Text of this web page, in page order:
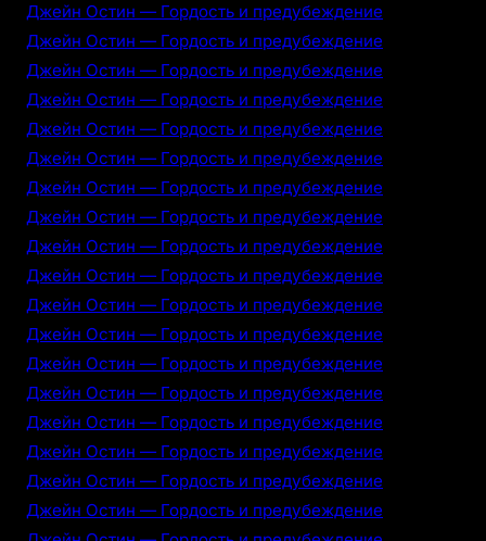
Джейн Остин — Гордость и предубеждение
Джейн Остин — Гордость и предубеждение
Джейн Остин — Гордость и предубеждение
Джейн Остин — Гордость и предубеждение
Джейн Остин — Гордость и предубеждение
Джейн Остин — Гордость и предубеждение
Джейн Остин — Гордость и предубеждение
Джейн Остин — Гордость и предубеждение
Джейн Остин — Гордость и предубеждение
Джейн Остин — Гордость и предубеждение
Джейн Остин — Гордость и предубеждение
Джейн Остин — Гордость и предубеждение
Джейн Остин — Гордость и предубеждение
Джейн Остин — Гордость и предубеждение
Джейн Остин — Гордость и предубеждение
Джейн Остин — Гордость и предубеждение
Джейн Остин — Гордость и предубеждение
Джейн Остин — Гордость и предубеждение